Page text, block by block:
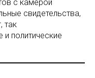
с камерой
свидетельства,
так
политические